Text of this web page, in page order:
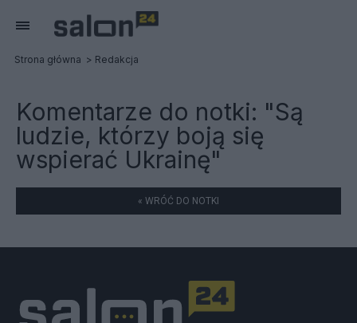
Strona główna Redakcja
Komentarze do notki: "Są
ludzie, którzy boją się
wspierać Ukrainę"
« WRÓĆ DO NOTKI